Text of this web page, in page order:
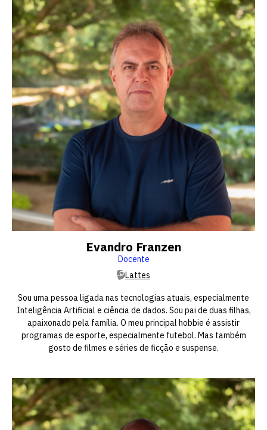
Evandro Franzen
Docente
Lattes
Sou uma pessoa ligada nas tecnologias atuais, especialmente
Inteligência Artificial e ciência de dados. Sou pai de duas filhas,
apaixonado pela família. O meu principal hobbie é assistir
programas de esporte, especialmente futebol. Mas também
gosto de filmes e séries de ficção e suspense.